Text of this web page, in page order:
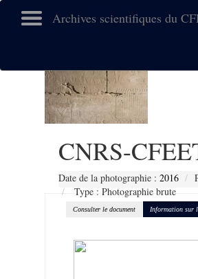
Archives scientifiques du
CNRS-
Date de la photographie : 2016
Type : Photographie brute
Consulter le document Information sur